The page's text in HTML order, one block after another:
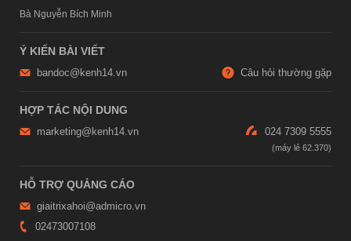
Bà Nguyễn Bích Minh
Ý KIẾN BÀI VIẾT
bandoc@kenh14.vn Câu hỏi thường gặp
HỢP TÁC NỘI DUNG
marketing@kenh14.vn 024 7309 5555
HỖ TRỢ QUẢNG CÁO
giaitrixahoi@admicro.vn
02473007108